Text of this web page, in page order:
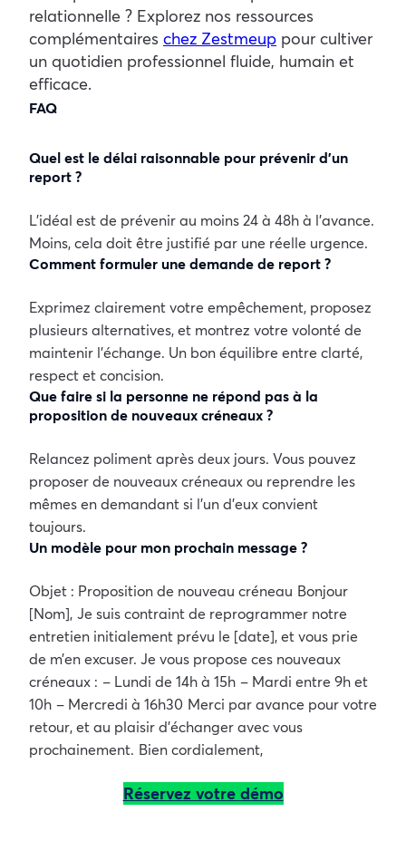
relationnelle ? Explorez nos ressources
complémentaires chez Zestmeup pour cultiver
un quotidien professionnel fluide, humain et
efficace.
FAQ
Quel est le délai raisonnable pour prévenir d’un
report ?
L’idéal est de prévenir au moins 24 à 48h à l’avance.
Moins, cela doit être justifié par une réelle urgence.
Comment formuler une demande de report ?
Exprimez clairement votre empêchement, proposez
plusieurs alternatives, et montrez votre volonté de
maintenir l’échange. Un bon équilibre entre clarté,
respect et concision.
Que faire si la personne ne répond pas à la
proposition de nouveaux créneaux ?
Relancez poliment après deux jours. Vous pouvez
proposer de nouveaux créneaux ou reprendre les
mêmes en demandant si l’un d’eux convient
toujours.
Un modèle pour mon prochain message ?
Objet : Proposition de nouveau créneau Bonjour
[Nom], Je suis contraint de reprogrammer notre
entretien initialement prévu le [date], et vous prie
de m’en excuser. Je vous propose ces nouveaux
créneaux : – Lundi de 14h à 15h – Mardi entre 9h et
10h – Mercredi à 16h30 Merci par avance pour votre
retour, et au plaisir d’échanger avec vous
prochainement. Bien cordialement,
Réservez votre démo